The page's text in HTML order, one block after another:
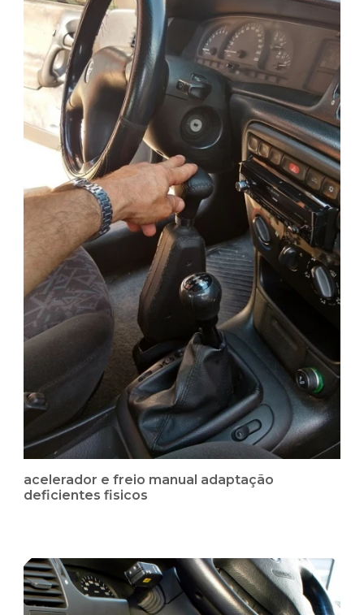
acelerador e freio manual adaptação
deficientes fisicos